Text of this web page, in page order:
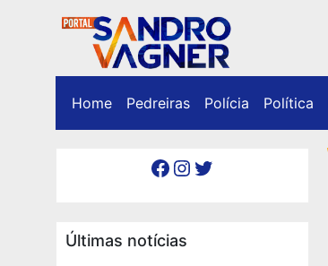
Home Pedreiras Polícia Política
Facebook Instagram Twitter
Últimas notícias